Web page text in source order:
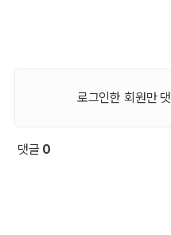
로그인한 회원만
댓글 0